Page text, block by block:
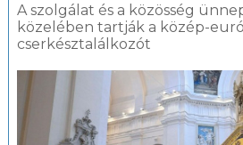
A szolgálat és a közösség
közelében tartják a közép-
cserkésztalálkozót